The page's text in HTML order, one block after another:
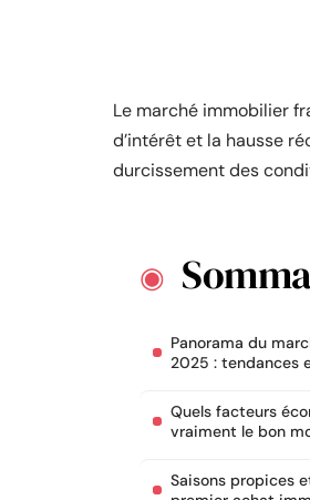
Le marché immobilier
d’intérêt et la hausse
durcissement des
Panorama du
2025 : tendances
Quels facteurs
vraiment le bon
Saisons propices